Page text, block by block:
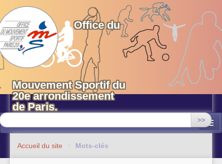
OMS 20 Paris
Office du
Mouvement Sportif du
20e arrondissement
de Paris.
>>
Equipements sportifs municipaux
Accueil du site > Mots-clés